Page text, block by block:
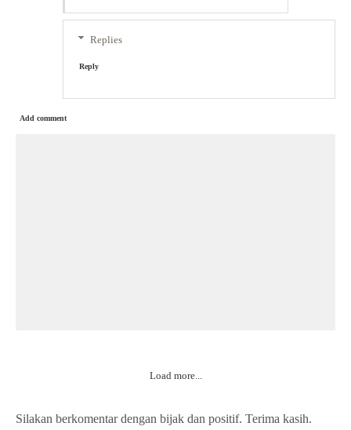
Replies
Reply
Add comment
Load more...
Silakan berkomentar dengan bijak dan positif. Terima kasih.